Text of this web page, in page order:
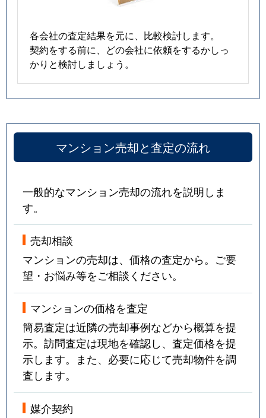
各会社の査定結果を元に、比較検討します。
契約をする前に、どの会社に依頼をするかしっ
かりと検討しましょう。
マンション売却と査定の流れ
一般的なマンション売却の流れを説明しま
す。
売却相談
マンションの売却は、価格の査定から。ご要
望・お悩み等をご相談ください。
マンションの価格を査定
簡易査定は近隣の売却事例などから概算を提
示。訪問査定は現地を確認し、査定価格を提
示します。また、必要に応じて売却物件を調
査します。
媒介契約